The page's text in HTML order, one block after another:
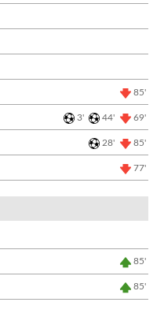
85'
3' 44' 69'
28' 85'
77'
85'
85'